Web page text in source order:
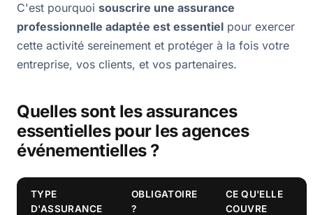
C'est pourquoi souscrire une assurance
professionnelle adaptée est essentiel pour exercer
cette activité sereinement et protéger à la fois votre
entreprise, vos clients, et vos partenaires.
Quelles sont les assurances
essentielles pour les agences
événementielles ?
TYPE
D'ASSURANCE
OBLIGATOIRE
?
CE QU'ELLE
COUVRE